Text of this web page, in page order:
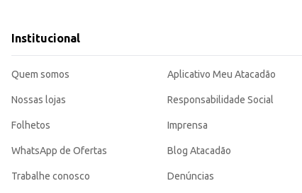
contribui para a
o consumo pessoal.
Institucional
Quem somos
Nossas lojas
Folhetos
WhatsApp de Ofertas
Trabalhe conosco
Aplicativo Meu Atacadão
Responsabilidade Social
Imprensa
Blog Atacadão
Denúncias